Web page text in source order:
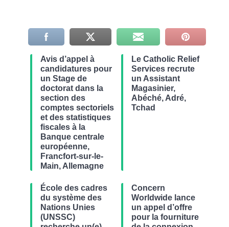
Avis d’appel à
candidatures pour
un Stage de
doctorat dans la
section des
comptes sectoriels
et des statistiques
fiscales à la
Banque centrale
européenne,
Francfort-sur-le-
Main, Allemagne
Le Catholic Relief
Services recrute
un Assistant
Magasinier,
Abéché, Adré,
Tchad
École des cadres
du système des
Nations Unies
(UNSSC)
Concern
Worldwide lance
un appel d’offre
pour la fourniture